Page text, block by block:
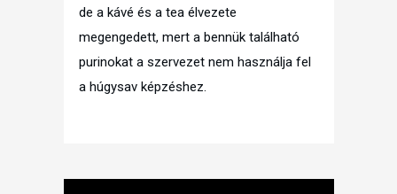
de a kávé és a tea élvezete
megengedett, mert a bennük található
purinokat a szervezet nem használja fel
a húgysav képzéshez.